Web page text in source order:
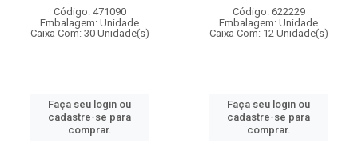
Código: 471090
Embalagem: Unidade
Caixa Com: 30 Unidade(s)
Faça seu login ou
cadastre-se para
comprar.
Código: 622229
Embalagem: Unidade
Caixa Com: 12 Unidade(s)
Faça seu login ou
cadastre-se para
comprar.